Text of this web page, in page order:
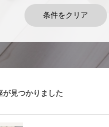
が見つかりました